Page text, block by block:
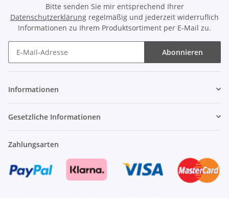
Bitte senden Sie mir entsprechend Ihrer
Datenschutzerklärung regelmäßig und jederzeit widerruflich
Informationen zu Ihrem Produktsortiment per E-Mail zu.
Abonnieren
Informationen
Gesetzliche Informationen
Zahlungsarten